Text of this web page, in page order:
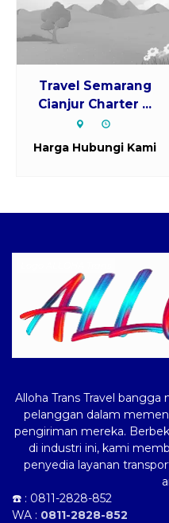
Travel Semarang
Cianjur Charter ...
Harga Hubungi Kami
Alloha Trans Travel
pelanggan dalam
pengiriman mereka.
di industri ini, kami
penyedia layanan
☎️ : 0811-2828-852
WA : 0811-2828-852